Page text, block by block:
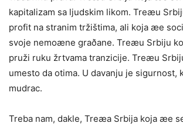
kapitalizam sa ljudskim likom. Treæu
profit na stranim tržištima, ali koja æe
svoje nemoæne graðane. Treæu Srbiju
pruži ruku žrtvama tranzicije. Treæu
umesto da otima. U davanju je sigurnost,
mudrac.
Treba nam, dakle, Treæa Srbija koja æe